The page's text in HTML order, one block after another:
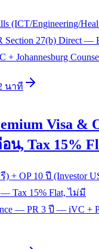
(ICT/Engineering/
Section 27(b) Direct —
+ Johannesburg
นาที
Visa &
อน, Tax 15%
) + OP 10 ปี (Investor
Tax 15% Flat, ไม่มี
— PR 3 ปี — iVC +